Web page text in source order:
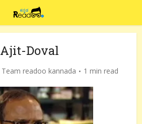
Ajit-Doval
Team readoo kannada 1 min read